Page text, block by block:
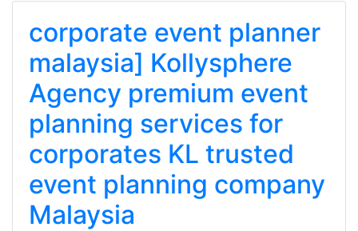
corporate event planner
malaysia] Kollysphere
Agency premium event
planning services for
corporates KL trusted
event planning company
Malaysia